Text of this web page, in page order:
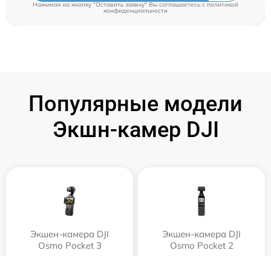
Нажимая на кнопку "Оставить заявку" Вы соглашаетесь c политикой
конфиденциальности
Популярные модели
Экшн-камер DJI
Экшен-камера DJI
Osmo Pocket 3
Экшен-камера DJI
Osmo Pocket 2